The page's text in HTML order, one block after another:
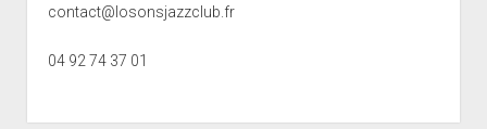
contact@losonsjazzclub.fr
04 92 74 37 01